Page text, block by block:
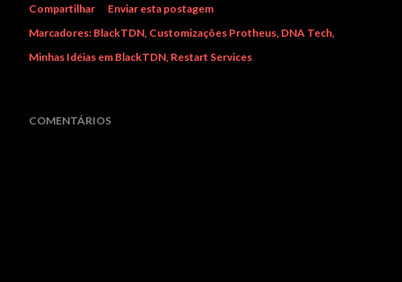
Compartilhar
Enviar esta postagem
Marcadores: BlackTDN Customizações Protheus DNA Tech
Minhas Idéias em BlackTDN Restart Services
COMENTÁRIOS